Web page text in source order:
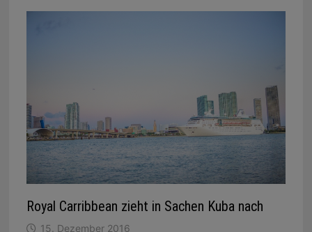
Royal Carribbean zieht in Sachen Kuba nach
15. Dezember 2016